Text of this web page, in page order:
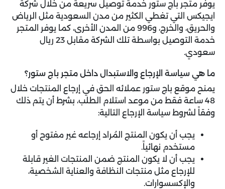
يوفر متجر باج ستور خدمة توصيل سريعة من خلال شركة
ايجيكس التي تغطي الكثير من مدن السعودية مثل الرياض
والحريق، والخرج، و996 من المدن الأخرى، كما يوفر المتجر
خدمة التوصيل بواسطة تلك الشركة مقابل 23 ريال
سعودي.
ما هي سياسة الإرجاع والاستبدال داخل متجر باج ستور؟
يمنح موقع باج ستور عملائه الحق في إرجاع المنتجات خلال
48 ساعة فقط من موعد استلام الطلب، بشرط أن يتم ذلك
وفقاً لشروط سياسة الإرجاع التالية:
يجب أن يكون المنتج المُراد إرجاعه غير مفتوح أو
مستخدم نهائياً.
يجب أن لا يكون المنتج ضمن المنتجات الغير قابلة
للإرجاع مثل منتجات النظافة والعناية الشخصية،
والإكسسوارات.